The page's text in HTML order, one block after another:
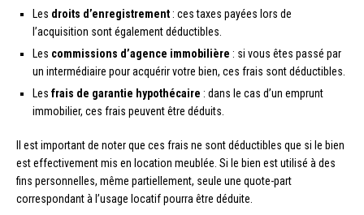
Les droits d’enregistrement : ces taxes payées lors de
l’acquisition sont également déductibles.
Les commissions d’agence immobilière : si vous êtes passé par
un intermédiaire pour acquérir votre bien, ces frais sont déductibles.
Les frais de garantie hypothécaire : dans le cas d’un emprunt
immobilier, ces frais peuvent être déduits.
Il est important de noter que ces frais ne sont déductibles que si le bien
est effectivement mis en location meublée. Si le bien est utilisé à des
fins personnelles, même partiellement, seule une quote-part
correspondant à l’usage locatif pourra être déduite.